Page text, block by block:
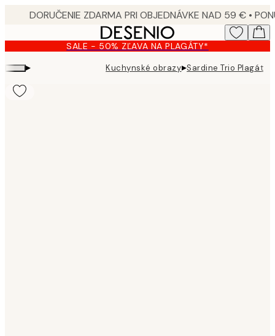
content.
SALE - 50% ZĽAVA NA PLAGÁTY*
▸ Kuchynské obrazy▸Sardine Trio Plagát